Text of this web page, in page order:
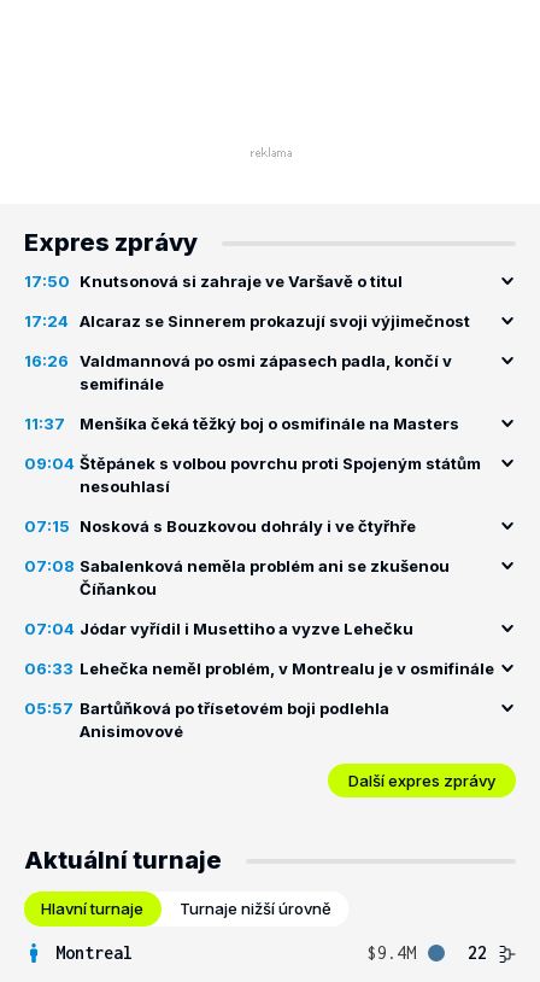
Expres zprávy
17:50 Knutsonová si zahraje ve Varšavě o titul
17:24 Alcaraz se Sinnerem prokazují svoji výjimečnost
16:26
Valdmannová po osmi zápasech padla, končí v
semifinále
11:37 Menšíka čeká těžký boj o osmifinále na Masters
09:04 Štěpánek s volbou povrchu proti Spojeným státům
nesouhlasí
07:15 Nosková s Bouzkovou dohrály i ve čtyřhře
07:08 Sabalenková neměla problém ani se zkušenou
Číňankou
07:04 Jódar vyřídil i Musettiho a vyzve Lehečku
06:33 Lehečka neměl problém, v Montrealu je v osmifinále
05:57 Bartůňková po třísetovém boji podlehla
Anisimovové
Další expres zprávy
Aktuální turnaje
Hlavní turnaje Turnaje nižší úrovně
Montreal $9.4M
22